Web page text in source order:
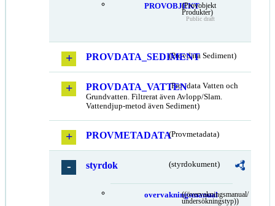
PROVOBJEKT(Provobjekt
Produkter)
Public draft
PROVDATA_SEDIMENT(Provdata Sediment)
PROVDATA_VATTEN(Provdata Vatten och
Grundvatten. Filtrerat även Avlopp/Slam.
Vattendjup-metod även Sediment)
PROVMETADATA(Provmetadata)
styrdok (styrdokument)
overvakningsmanual
((övervakningsmanual/
undersökningstyp))